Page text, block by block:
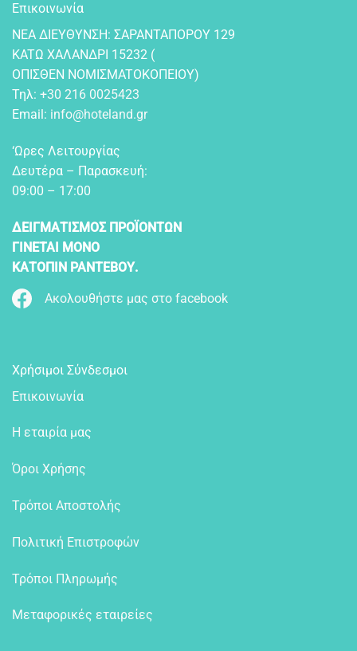
Επικοινωνία
NEA ΔIEYΘYNΣH: ΣAPANTAΠOPOY 129
KATΩ XAΛANΔPI 15232 (
OΠIΣΘEN NOMIΣMATOKOΠEIOY)
Τηλ: +30 216 0025423
Email: info@hoteland.gr
‘Ωρες Λειτουργίας
Δευτέρα – Παρασκευή:
09:00 – 17:00
ΔΕΙΓΜΑΤΙΣΜΟΣ ΠΡΟΪΟΝΤΩΝ
ΓΙΝΕΤΑΙ ΜΟΝΟ
ΚΑΤΟΠΙΝ ΡΑΝΤΕΒΟΥ.
Ακολουθήστε μας στο facebook
Χρήσιμοι Σύνδεσμοι
Επικοινωνία
Η εταιρία μας
Όροι Χρήσης
Τρόποι Αποστολής
Πολιτική Επιστροφών
Τρόποι Πληρωμής
Μεταφορικές εταιρείες